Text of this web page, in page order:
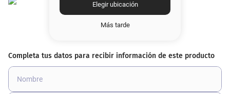
Elegir ubicación
Más tarde
9. nyx
cher